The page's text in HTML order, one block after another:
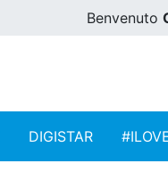
Benvenuto
DIGISTAR